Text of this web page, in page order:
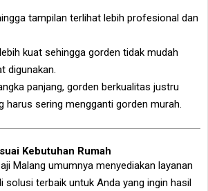
tampilan terlihat lebih profesional dan
kuat sehingga gorden tidak mudah
digunakan.
panjang, gorden berkualitas justru
harus sering mengganti gorden murah.
Kebutuhan Rumah
Malang umumnya menyediakan layanan
solusi terbaik untuk Anda yang ingin hasil